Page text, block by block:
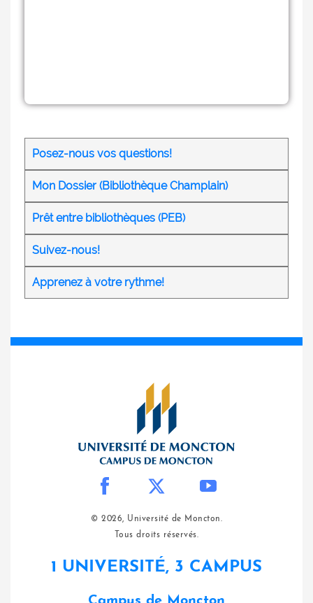
Posez-nous vos questions!
Mon Dossier (Bibliothèque Champlain)
Prêt entre bibliothèques (PEB)
Suivez-nous!
Apprenez à votre rythme!
© 2026, Université de Moncton.
Tous droits réservés.
1 UNIVERSITÉ, 3 CAMPUS